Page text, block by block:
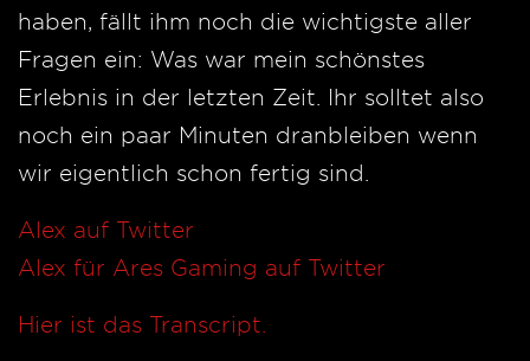
haben, fällt ihm noch die wichtigste aller
Fragen ein: Was war mein schönstes
Erlebnis in der letzten Zeit. Ihr solltet also
noch ein paar Minuten dranbleiben wenn
wir eigentlich schon fertig sind.
Alex auf Twitter
Alex für Ares Gaming auf Twitter
Hier ist das Transcript.